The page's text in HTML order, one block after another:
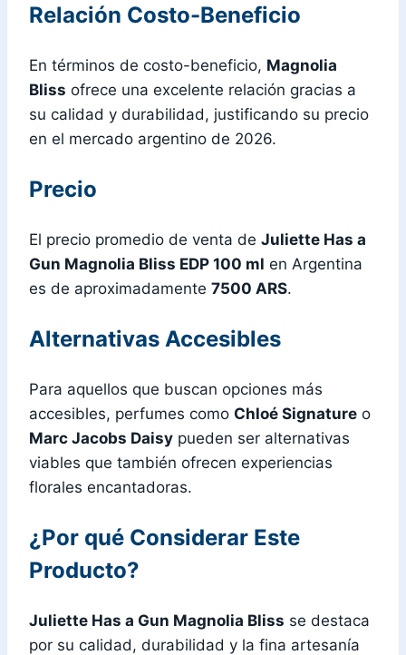
Relación Costo-Beneficio
En términos de costo-beneficio, Magnolia
Bliss ofrece una excelente relación gracias a
su calidad y durabilidad, justificando su precio
en el mercado argentino de 2026.
Precio
El precio promedio de venta de Juliette Has a
Gun Magnolia Bliss EDP 100 ml en Argentina
es de aproximadamente 7500 ARS.
Alternativas Accesibles
Para aquellos que buscan opciones más
accesibles, perfumes como Chloé Signature o
Marc Jacobs Daisy pueden ser alternativas
viables que también ofrecen experiencias
florales encantadoras.
¿Por qué Considerar Este
Producto?
Juliette Has a Gun Magnolia Bliss se destaca
por su calidad, durabilidad y la fina artesanía